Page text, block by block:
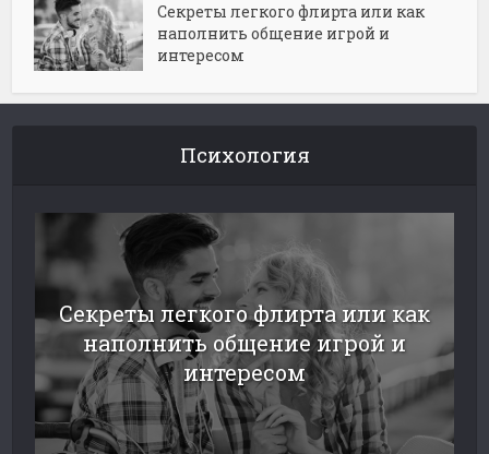
Секреты легкого флирта или как
наполнить общение игрой и
интересом
Психология
Секреты легкого флирта или как
наполнить общение игрой и
интересом